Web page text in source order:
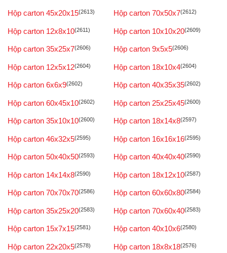
Hộp carton 45x20x15(2613) Hộp carton 70x50x7(2612)
Hộp carton 12x8x10(2611) Hộp carton 10x10x20(2609)
Hộp carton 35x25x7(2606) Hộp carton 9x5x5(2606)
Hộp carton 12x5x12(2604) Hộp carton 18x10x4(2604)
Hộp carton 6x6x9(2602) Hộp carton 40x35x35(2602)
Hộp carton 60x45x10(2602) Hộp carton 25x25x45(2600)
Hộp carton 35x10x10(2600) Hộp carton 18x14x8(2597)
Hộp carton 46x32x5(2595) Hộp carton 16x16x16(2595)
Hộp carton 50x40x50(2593) Hộp carton 40x40x40(2590)
Hộp carton 14x14x8(2590) Hộp carton 18x12x10(2587)
Hộp carton 70x70x70(2586) Hộp carton 60x60x80(2584)
Hộp carton 35x25x20(2583) Hộp carton 70x60x40(2583)
Hộp carton 15x7x15(2581) Hộp carton 40x10x6(2580)
Hộp carton 22x20x5(2578) Hộp carton 18x8x18(2576)